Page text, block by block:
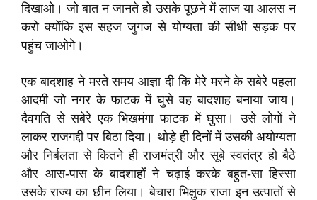
दिखाओ। जो बात न जानते हो उसके पूछने में लाज या आलस न
करो क्योंकि इस सहज जुगज से योग्यता की सीधी सड़क पर
पहुंच जाओगे।
एक बादशाह ने मरते समय आज्ञा दी कि मेरे मरने के सबेरे पहला
आदमी जो नगर के फाटक में घुसे वह बादशाह बनाया जाय।
दैवगति से सबेरे एक भिखमंगा फाटक में घुसा। उसे लोगों ने
लाकर राजगद्दी पर बिठा दिया। थोड़े ही दिनों में उसकी अयोग्यता
और निर्बलता से कितने ही राजमंत्री और सूबे स्वतंत्र हो बैठे
और आस-पास के बादशाहों ने चढ़ाई करके बहुत-सा हिस्सा
उसके राज्य का छीन लिया। बेचारा भिक्षुक राजा इन उत्पातों से